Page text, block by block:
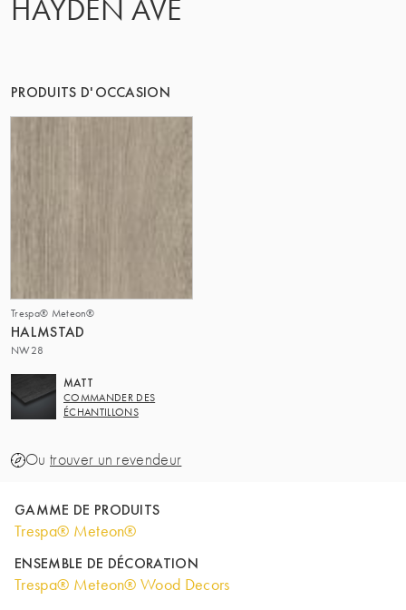
HAYDEN AVE
PRODUITS D'OCCASION
Trespa® Meteon®
HALMSTAD
NW28
MATT
COMMANDER DES
ÉCHANTILLONS
Ou trouver un revendeur
GAMME DE PRODUITS
Trespa® Meteon®
ENSEMBLE DE DÉCORATION
Trespa® Meteon® Wood Decors